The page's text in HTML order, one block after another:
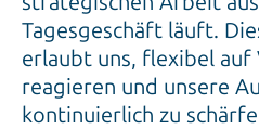
Tagesgeschäft läuft.
erlaubt uns, flexibel auf
reagieren und unsere
kontinuierlich zu